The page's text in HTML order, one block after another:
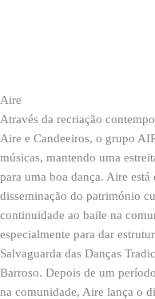
Aire
Através da recriação
Aire e Candeeiros, o grupo
músicas, mantendo uma
para uma boa dança. Aire
disseminação do património
continuidade ao baile na
especialmente para dar
Salvaguarda das Danças
Barroso. Depois de um
na comunidade, Aire lança o